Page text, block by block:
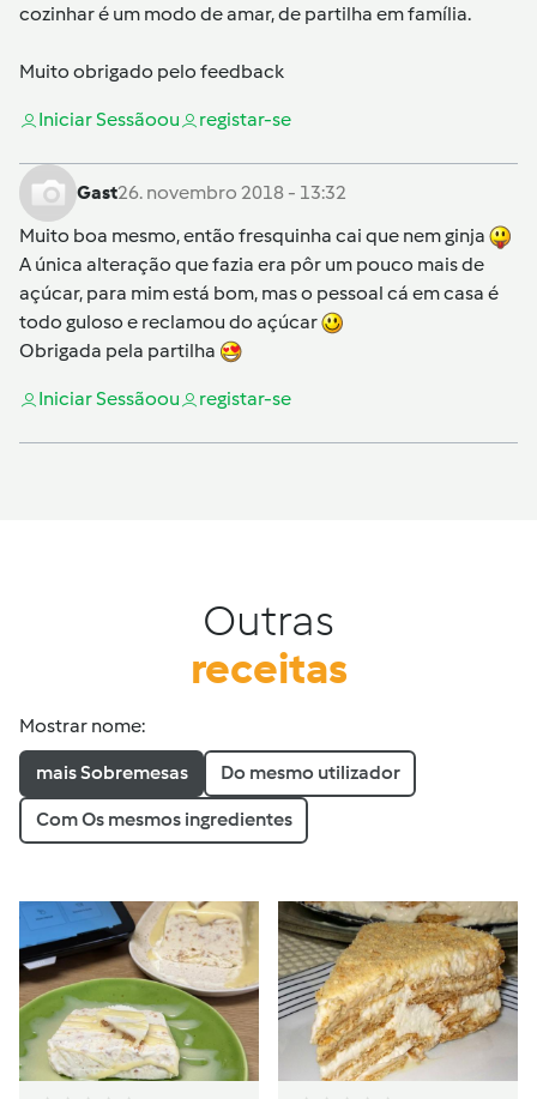
cozinhar é um modo de amar, de partilha em família.
Muito obrigado pelo feedback
Iniciar Sessãoou registar-se
Gast26. novembro 2018 - 13:32
Muito boa mesmo, então fresquinha cai que nem ginja
A única alteração que fazia era pôr um pouco mais de
açúcar, para mim está bom, mas o pessoal cá em casa é
todo guloso e reclamou do açúcar
Obrigada pela partilha
Iniciar Sessãoou registar-se
Outras
receitas
Mostrar nome:
mais Sobremesas Do mesmo utilizador
Com Os mesmos ingredientes